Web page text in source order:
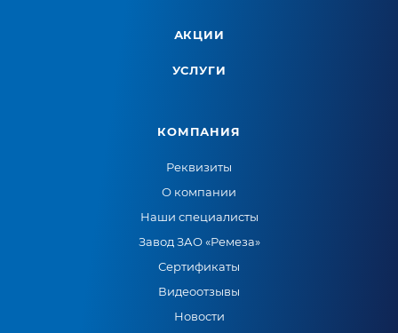
АКЦИИ
УСЛУГИ
КОМПАНИЯ
Реквизиты
О компании
Наши специалисты
Завод ЗАО «Ремеза»
Сертификаты
Видеоотзывы
Новости